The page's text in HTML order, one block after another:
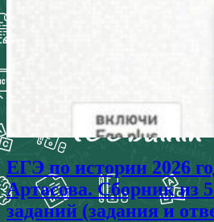
ЕГЭ по истории 2026
Артасова. Сборник из
заданий (задания и